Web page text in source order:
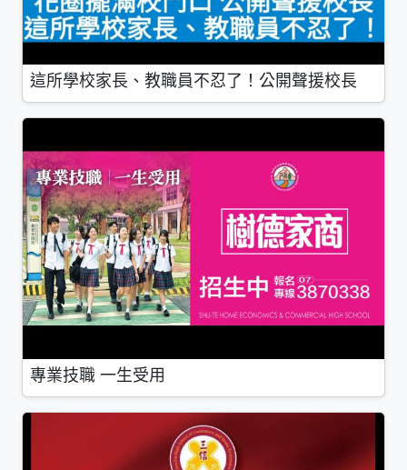
這所學校家長、教職員不忍了！公開聲援校長
專業技職 一生受用